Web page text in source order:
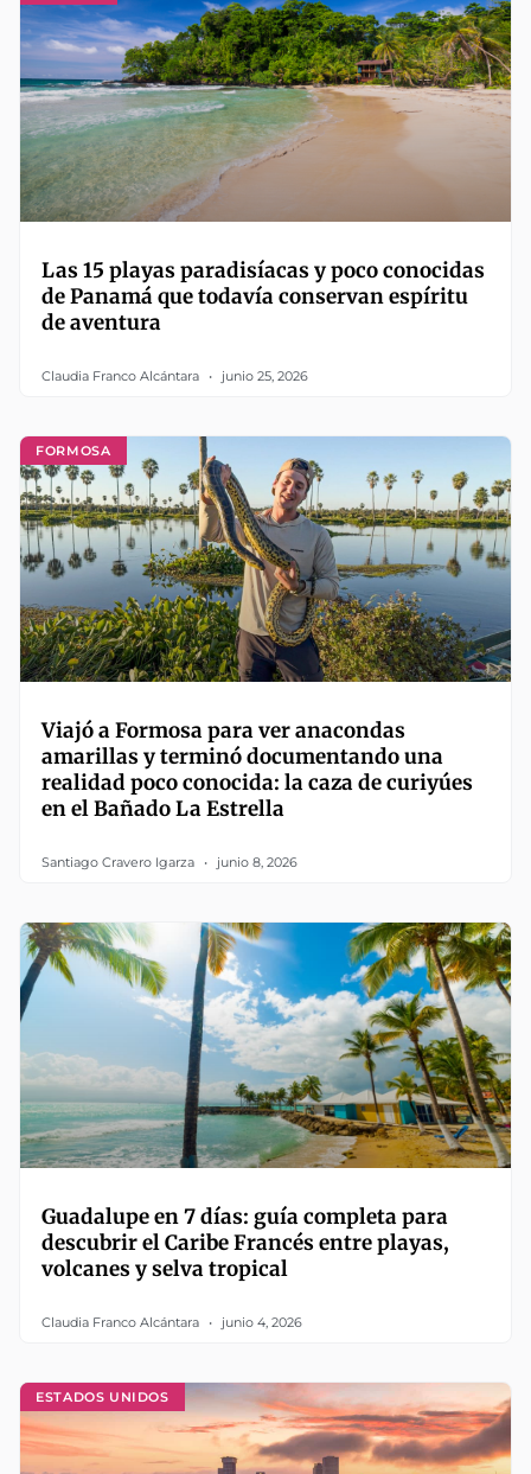
Las 15 playas paradisíacas y poco conocidas
de Panamá que todavía conservan espíritu
de aventura
Claudia Franco Alcántara junio 25, 2026
FORMOSA
Viajó a Formosa para ver anacondas
amarillas y terminó documentando una
realidad poco conocida: la caza de curiyúes
en el Bañado La Estrella
Santiago Cravero Igarza junio 8, 2026
Guadalupe en 7 días: guía completa para
descubrir el Caribe Francés entre playas,
volcanes y selva tropical
Claudia Franco Alcántara junio 4, 2026
ESTADOS UNIDOS